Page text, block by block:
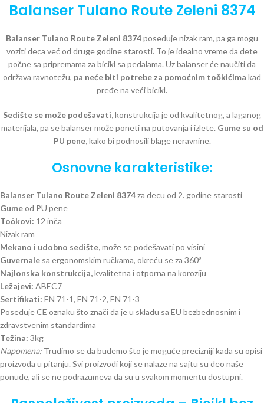
Balanser Tulano Route Zeleni 8374
Balanser Tulano Route Zeleni 8374poseduje nizak ram, pa ga mogu
voziti deca već od druge godine starosti. To je idealno vreme da dete
počne sa pripremama za bicikl sa pedalama. Uz balanser će naučiti da
održava ravnotežu, pa neće biti potrebe za pomoćnim točkićima kad
pređe na veći bicikl.
Sedište se može podešavati,konstrukcija je od kvalitetnog, a laganog
materijala, pa se balanser može poneti na putovanja i izlete. Gume su od
PU pene,kako bi podnosili blage neravnine.
Osnovne karakteristike:
Balanser Tulano Route Zeleni 8374za decu od 2. godine starosti
Gumeod PU pene
Točkovi: 12 inča
Nizak ram
Mekano i udobno sedište,može se podešavati po visini
Guvernale sa ergonomskim ručkama, okreću se za 360º
Najlonska konstrukcija,kvalitetna i otporna na koroziju
Ležajevi: ABEC7
Sertifikati: EN 71-1, EN 71-2, EN 71-3
Poseduje CE oznaku što znači da je u skladu sa EU bezbednosnim i
zdravstvenim standardima
Težina: 3kg
Napomena: Trudimo se da budemo što je moguće precizniji kada su opisi
proizvoda u pitanju. Svi proizvodi koji se nalaze na sajtu su deo naše
ponude, ali se ne podrazumeva da su u svakom momentu dostupni.